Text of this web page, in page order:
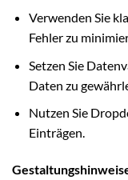
Verwenden Sie
Fehler zu
Setzen Sie
Daten zu
Nutzen Sie
Einträgen.